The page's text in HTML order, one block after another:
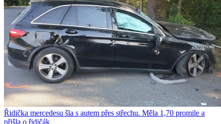
Řidička mercedesu šla s autem přes střechu. Měla 1,70 promile a
přišla o řidičák